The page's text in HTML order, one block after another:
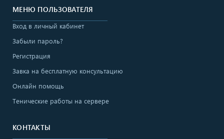
МЕНЮ ПОЛЬЗОВАТЕЛЯ
Вход в личный кабинет
Забыли пароль?
Регистрация
Завка на бесплатную консультацию
Онлайн помощь
Тенические работы на сервере
КОНТАКТЫ